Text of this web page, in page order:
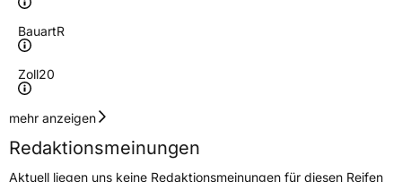
BauartR
Zoll20
Geschwindigkeitsindex
Lastindex 104
mehr anzeigen
Redaktionsmeinungen
Aktuell liegen uns keine Redaktionsmeinungen für diesen Reifen